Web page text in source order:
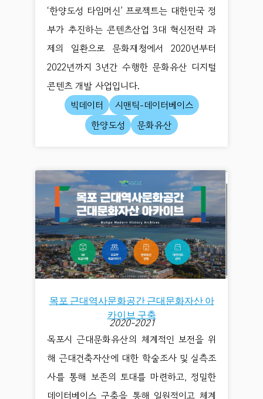
‘한양도성 타임머신’ 프로젝트는 대한민국 정
부가 추진하는 콘텐츠산업 3대 혁신전략 과
제의 일환으로 문화재청에서 2020년부터
2022년까지 3년간 수행한 문화유산 디지털
콘텐츠 개발 사업입니다.
빅데이터
시맨틱-데이터베이스
한양도성
문화유산
목포 근대역사문화공간 근대문화자산 아
카이브 구축
2020-2021
목포시 근대문화유산의 체계적인 보전을 위
해 근대건축자산에 대한 학술조사 및 실측조
사를 통해 보존의 토대를 마련하고, 정밀한
데이터베이스 구축을 통해 일원적이고 체계